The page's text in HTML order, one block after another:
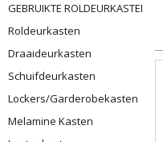
GEBRUIKTE ROLDEURKASTEN
Roldeurkasten
Draaideurkasten
Schuifdeurkasten
Lockers/Garderobekasten
Melamine Kasten